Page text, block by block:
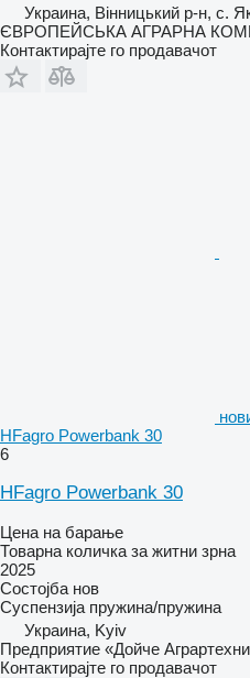
Украина, Вінницький р-н, с.
ЄВРОПЕЙСЬКА АГРАРНА
Контактирајте го продавачот
HFagro Powerbank 30
6
HFagro Powerbank 30
Цена на барање
Товарна количка за житни зрна
2025
Состојба нов
Суспензија пружина/пружина
Украина, Kyiv
Предприятие «Дойче
Контактирајте го продавачот